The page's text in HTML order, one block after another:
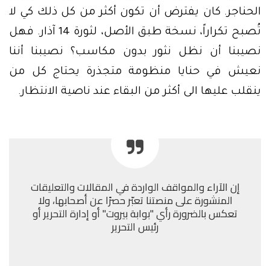
الحناجر. كان يفترض أن تكون أكثر من كل ذلك كي لا
تُصبح تكراراً، نسخة طبق الأصل، لثورة 14 آذار. فهل
نصيبنا أن نظل نثور بدون مكاسب؟ نصيبنا أننا
نعيش في حنايا منظومة متجذرة يحتاج كل من
ينقلب عليها الى أكثر من البقاء عند ناصية الانتظار.
إن الآراء والمواقف الواردة في المقالات والتعليقات
المنشورة على منصتنا تعبّر حصرًا عن أصحابها، ولا
تعكس بالضرورة رأي "بوابة بيروت" أو إدارة التحرير أو
رئيس التحرير